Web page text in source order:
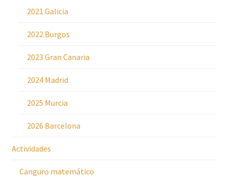
2021 Galicia
2022 Burgos
2023 Gran Canaria
2024 Madrid
2025 Murcia
2026 Barcelona
Actividades
Canguro matemático